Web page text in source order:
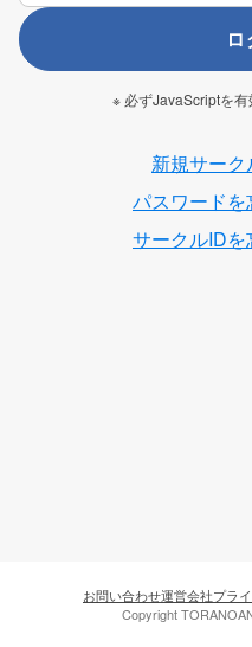
※ 必ずJavaScriptを有
新規サー
パスワード
サークルID
お問い合わせ運営会社プラ
Copyright